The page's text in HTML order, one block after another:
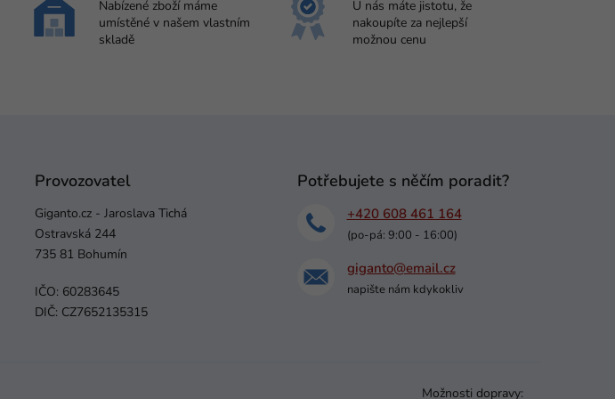
Nabízené zboží máme
umístěné v našem vlastním
skladě
U nás máte jistotu, že
nakoupíte za nejlepší
možnou cenu
Provozovatel
Giganto.cz - Jaroslava Tichá
Ostravská 244
735 81 Bohumín
IČO: 60283645
DIČ: CZ7652135315
Potřebujete s něčím poradit?
+420 608 461 164
(po-pá: 9:00 - 16:00)
giganto@email.cz
napište nám kdykokliv
Možnosti dopravy: